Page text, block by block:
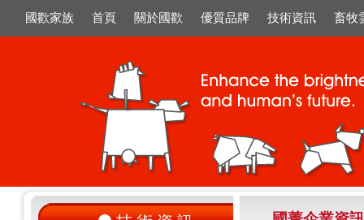
國歡家族 首頁 關於國歡 優質品牌 技術資訊 畜牧